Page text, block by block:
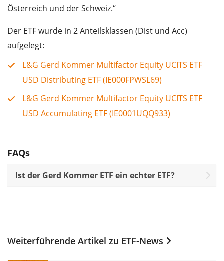
Österreich und der Schweiz.“
Der ETF wurde in 2 Anteilsklassen (Dist und Acc)
aufgelegt:
L&G Gerd Kommer Multifactor Equity UCITS ETF
USD Distributing ETF (IE000FPWSL69)
L&G Gerd Kommer Multifactor Equity UCITS ETF
USD Accumulating ETF (IE0001UQQ933)
FAQs
Ist der Gerd Kommer ETF ein echter ETF?
Weiterführende Artikel zu ETF-News